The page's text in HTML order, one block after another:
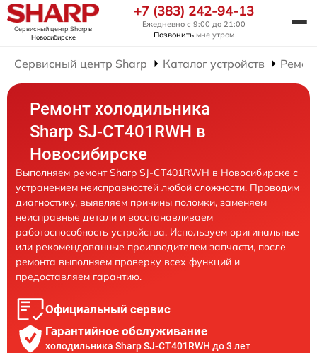
Сервисный центр Sharpв
Новосибирске
+7 (383) 242-94-13
Ежедневно с 9:00 до 21:00
Позвонить мне утром
Сервисный центр Sharp Каталог устройств
Ремонт холодильника
Sharp SJ-CT401RWH в
Новосибирске
Выполняем ремонт Sharp SJ-CT401RWH в Новосибирске с
устранением неисправностей любой сложности. Проводим
диагностику, выявляем причины поломки, заменяем
неисправные детали и восстанавливаем
работоспособность устройства. Используем оригинальные
или рекомендованные производителем запчасти, после
ремонта выполняем проверку всех функций и
предоставляем гарантию.
Официальный сервис
Гарантийное обслуживание
холодильника Sharp SJ-CT401RWH до 3 лет